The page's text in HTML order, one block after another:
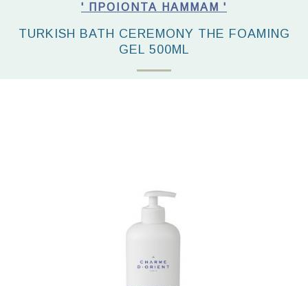
' ΠΡΟΙΟΝΤΑ HAMMAM '
TURKISH BATH CEREMONY THE FOAMING
GEL 500ML